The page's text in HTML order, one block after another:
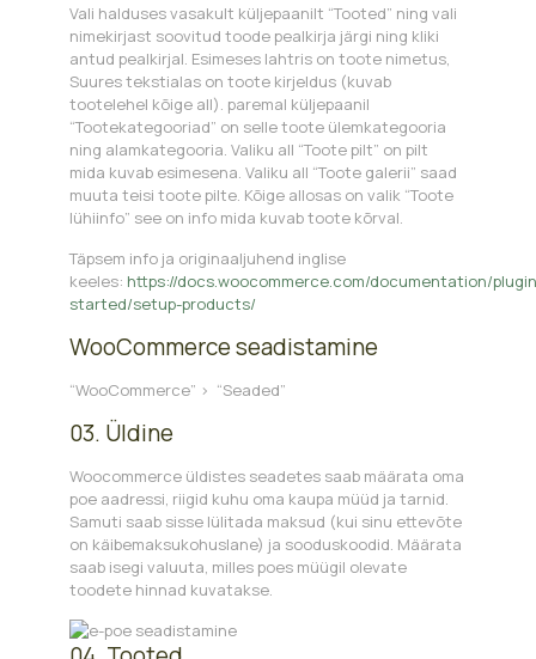
Vali halduses vasakult küljepaanilt “Tooted” ning vali
nimekirjast soovitud toode pealkirja järgi ning kliki
antud pealkirjal. Esimeses lahtris on toote nimetus,
Suures tekstialas on toote kirjeldus (kuvab
tootelehel kõige all). paremal küljepaanil
“Tootekategooriad” on selle toote ülemkategooria
ning alamkategooria. Valiku all “Toote pilt” on pilt
mida kuvab esimesena. Valiku all “Toote galerii” saad
muuta teisi toote pilte. Kõige allosas on valik “Toote
lühiinfo” see on info mida kuvab toote kõrval.
Täpsem info ja originaaljuhend inglise
keeles: https://docs.woocommerce.com/documentation/
started/setup-products/
WooCommerce seadistamine
“WooCommerce” > “Seaded”
03. Üldine
Woocommerce üldistes seadetes saab määrata oma
poe aadressi, riigid kuhu oma kaupa müüd ja tarnid.
Samuti saab sisse lülitada maksud (kui sinu ettevõte
on käibemaksukohuslane) ja sooduskoodid. Määrata
saab isegi valuuta, milles poes müügil olevate
toodete hinnad kuvatakse.